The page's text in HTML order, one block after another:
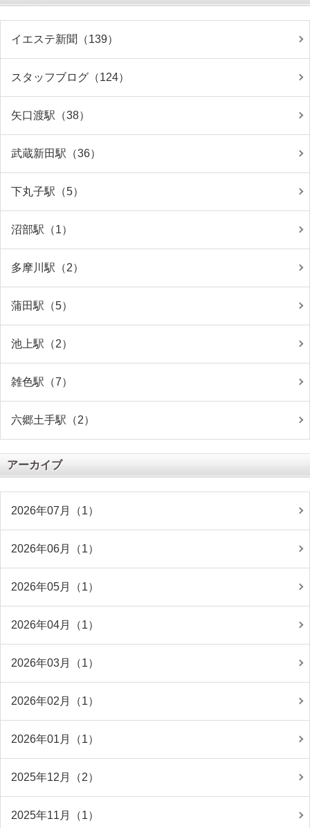
イエステ新聞（139）
スタッフブログ（124）
矢口渡駅（38）
武蔵新田駅（36）
下丸子駅（5）
沼部駅（1）
多摩川駅（2）
蒲田駅（5）
池上駅（2）
雑色駅（7）
六郷土手駅（2）
アーカイブ
2026年07月（1）
2026年06月（1）
2026年05月（1）
2026年04月（1）
2026年03月（1）
2026年02月（1）
2026年01月（1）
2025年12月（2）
2025年11月（1）